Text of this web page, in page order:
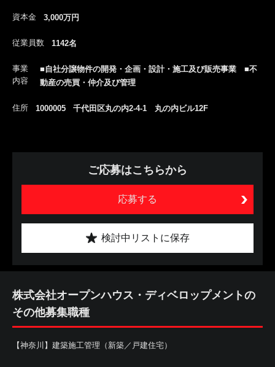
資本金 3,000万円
従業員数 1142名
事業
内容
■自社分譲物件の開発・企画・設計・施工及び販売事業 ■不
動産の売買・仲介及び管理
住所 1000005 千代田区丸の内2-4-1 丸の内ビル12F
ご応募はこちらから
応募する
検討中リストに保存
株式会社オープンハウス・ディベロップメントの
その他募集職種
【神奈川】建築施工管理（新築／戸建住宅）